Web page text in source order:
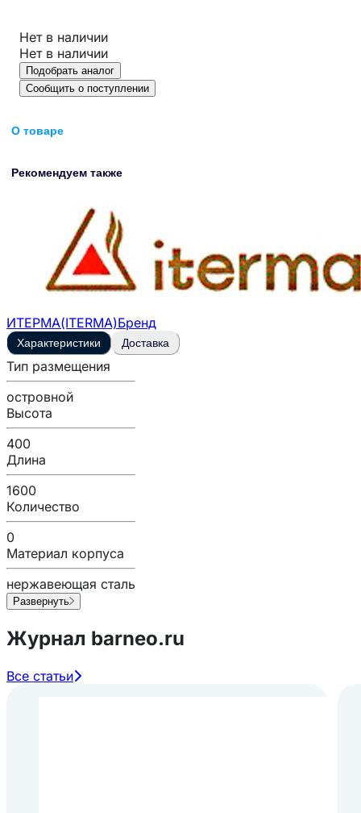
Нет в наличии
Нет в наличии
Подобрать аналог
Сообщить о поступлении
О товаре
Рекомендуем также
ИТЕРМА(ITERMA)Бренд
Характеристики Доставка
Тип размещения
островной
Высота
400
Длина
1600
Количество
0
Материал корпуса
нержавеющая сталь
Развернуть
Журнал barneo.ru
Все статьи